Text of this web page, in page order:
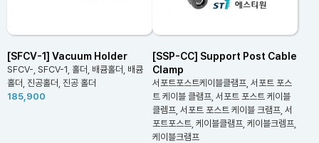
[SFCV-1] Vacuum Holder
SFCV-, SFCV-1, 홀더, 배큠홀더, 배큠
홀더, 진공홀더, 진공 홀더
185,900
[SSP-CC] Support Post Cable
Clamp
서포트포스트케이블클램프, 서포트 포스
트 케이블 클램프, 서포트 포스트 케이블
클렘프, 서포트 포스트 케이블 크램프, 서
포트포스트, 케이블클램프, 케이블크렘프,
케이블크램프